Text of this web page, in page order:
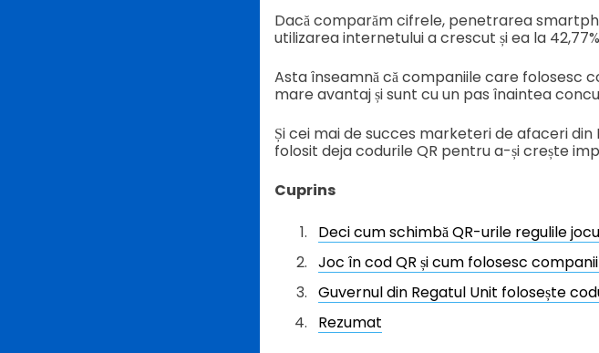
Dacă comparăm cifrele, penetrarea
utilizarea internetului a crescut și ea la 42,77%
Asta înseamnă că companiile care folosesc
mare avantaj și sunt cu un pas înaintea
Și cei mai de succes marketeri de afaceri
folosit deja codurile QR pentru a-și crește
Cuprins
Deci cum schimbă QR-urile regulile
Joc în cod QR și cum folosesc
Guvernul din Regatul Unit folosește
Rezumat